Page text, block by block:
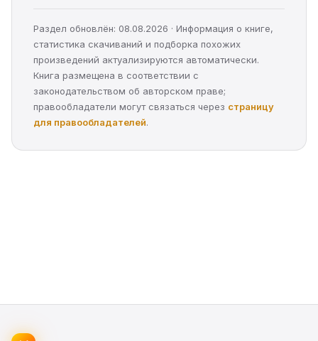
Раздел обновлён: 08.08.2026 · Информация о книге,
статистика скачиваний и подборка похожих
произведений актуализируются автоматически.
Книга размещена в соответствии с
законодательством об авторском праве;
правообладатели могут связаться через страницу
для правообладателей.